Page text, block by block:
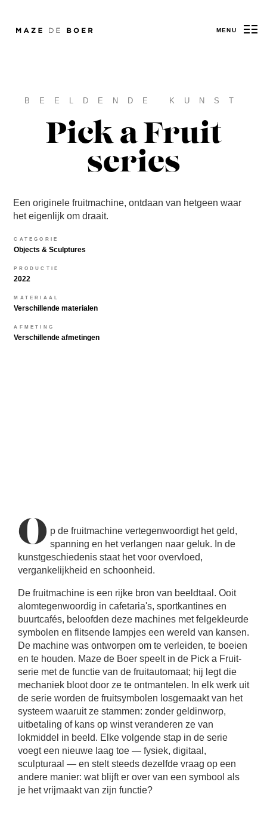
Maze de Boer MENU
BEELDENDE KUNST
Pick a Fruit
series
Een originele fruitmachine, ontdaan van hetgeen waar
het eigenlijk om draait.
CATEGORIE
Objects & Sculptures
PRODUCTIE
2022
MATERIAAL
Verschillende materialen
AFMETING
Verschillende afmetingen
O p de fruitmachine vertegenwoordigt het geld,
spanning en het verlangen naar geluk. In de
kunstgeschiedenis staat het voor overvloed,
vergankelijkheid en schoonheid.
De fruitmachine is een rijke bron van beeldtaal. Ooit
alomtegenwoordig in cafetaria's, sportkantines en
buurtcafés, beloofden deze machines met felgekleurde
symbolen en flitsende lampjes een wereld van kansen.
De machine was ontworpen om te verleiden, te boeien
en te houden. Maze de Boer speelt in de Pick a Fruit-
serie met de functie van de fruitautomaat; hij legt die
mechaniek bloot door ze te ontmantelen. In elk werk uit
de serie worden de fruitsymbolen losgemaakt van het
systeem waaruit ze stammen: zonder geldinworp,
uitbetaling of kans op winst veranderen ze van
lokmiddel in beeld. Elke volgende stap in de serie
voegt een nieuwe laag toe — fysiek, digitaal,
sculpturaal — en stelt steeds dezelfde vraag op een
andere manier: wat blijft er over van een symbool als
je het vrijmaakt van zijn functie?